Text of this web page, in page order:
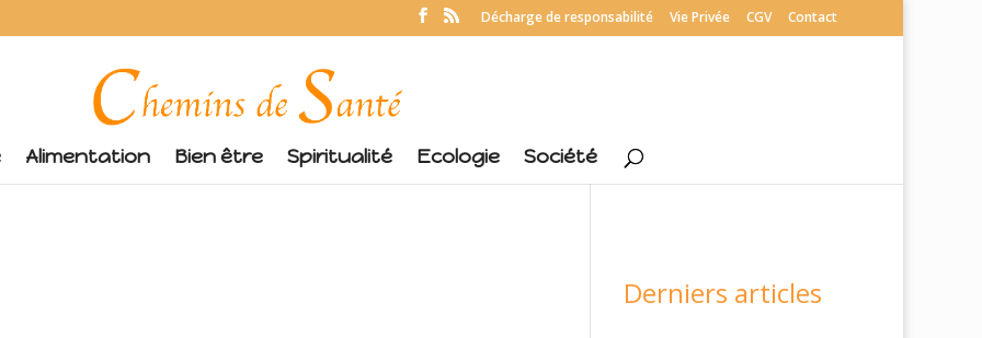
Décharge de responsabilité Vie Privée CGV Contact
Alimentation Bien être Spiritualité Ecologie Société
Derniers articles